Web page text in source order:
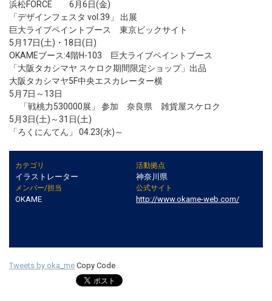
浜松FORCE 6月6日(金)
「デザインフェスタ vol.39」 出展
巨大ライブペイントブース 東京ビックサイト
5月17日(土)・18日(日)
OKAMEブース:4階H-103 巨大ライブペイントブース
「大阪タカシマヤ スケロク期間限定ショップ」出品
大阪タカシマヤ5F中央エスカレーター横
5月7日～13日
「戦桃力530000展」 参加 奈良県 雑貨屋スケロク
5月3日(土)～31日(土)
「ろくにんてん」 04.23(水)～
カテゴリ
イラストレーター
活動拠点
神奈川県
メンバー/担当
OKAME
公式サイト
http://www.okame-web.com/
Tweets by oka_me Copy Code